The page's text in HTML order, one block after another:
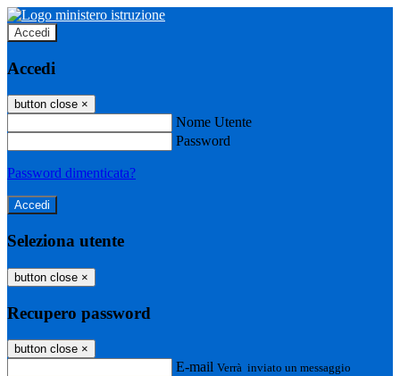
Accedi
Accedi
button close ×
Nome Utente
Password
Password dimenticata?
Seleziona utente
button close ×
Recupero password
button close ×
E-mail Verrà inviato un messaggio